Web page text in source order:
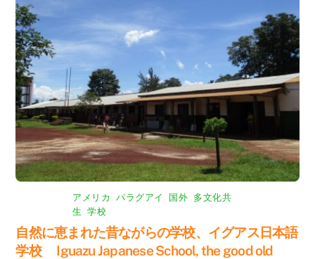
アメリカ パラグアイ 国外 多文化共
生 学校
自然に恵まれた昔ながらの学校、イグアス日本語
学校 Iguazu Japanese School, the good old